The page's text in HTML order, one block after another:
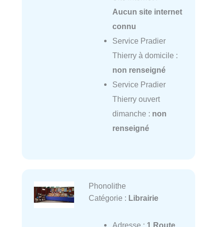
Aucun site internet
connu
Service Pradier
Thierry à domicile :
non renseigné
Service Pradier
Thierry ouvert
dimanche : non
renseigné
Phonolithe
Catégorie : Librairie
Adresse : 1 Route